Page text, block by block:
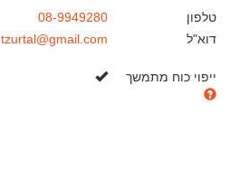
טלפון
08-9949280
דוא"ל
tzurtal@gmail.com
ייפוי כוח מתמשך כן